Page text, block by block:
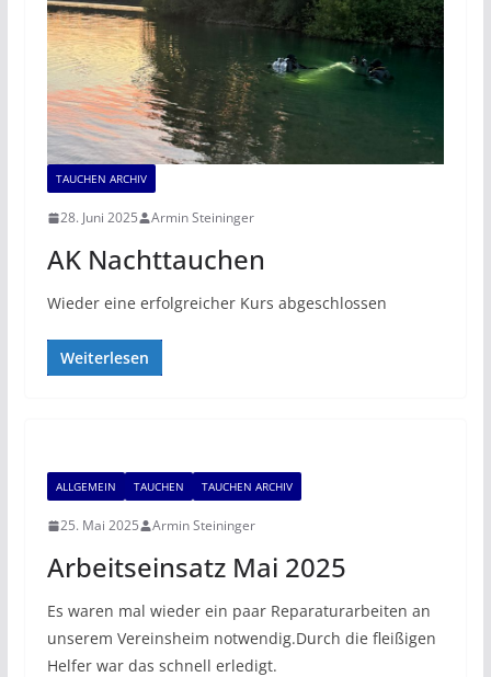
TAUCHEN ARCHIV
28. Juni 2025 Armin Steininger
AK Nachttauchen
Wieder eine erfolgreicher Kurs abgeschlossen
Weiterlesen
ALLGEMEIN TAUCHEN TAUCHEN ARCHIV
25. Mai 2025 Armin Steininger
Arbeitseinsatz Mai 2025
Es waren mal wieder ein paar Reparaturarbeiten an
unserem Vereinsheim notwendig.Durch die fleißigen
Helfer war das schnell erledigt.